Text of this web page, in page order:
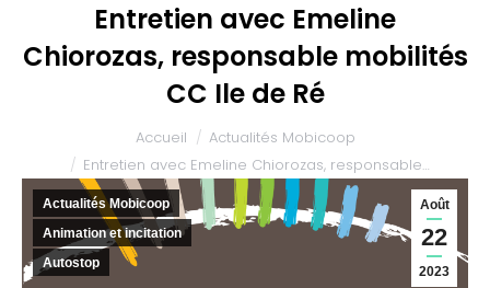
Entretien avec Emeline
Chiorozas, responsable mobilités
CC Ile de Ré
Accueil
Actualités Mobicoop
Entretien avec Emeline Chiorozas, responsable…
Août
22
2023
Actualités Mobicoop
Animation et incitation
Autostop